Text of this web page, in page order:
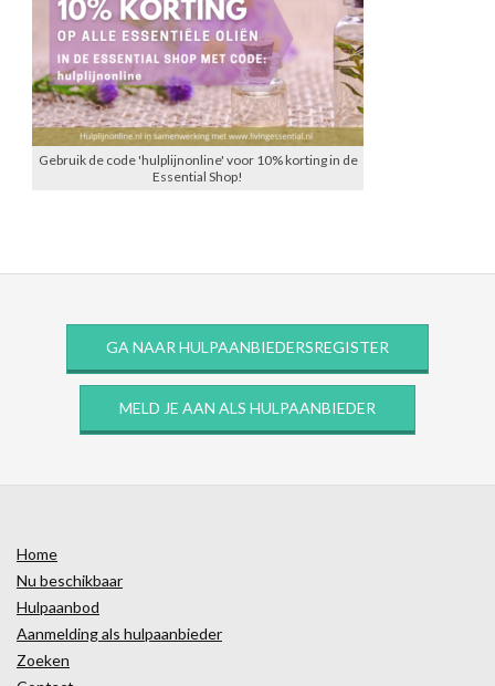
Gebruik de code 'hulplijnonline' voor 10% korting in de
Essential Shop!
GA NAAR HULPAANBIEDERSREGISTER
MELD JE AAN ALS HULPAANBIEDER
Home
Nu beschikbaar
Hulpaanbod
Aanmelding als hulpaanbieder
Zoeken